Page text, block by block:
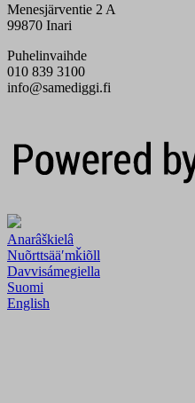
Menesjärventie 2 A
99870 Inari
Puhelinvaihde
010 839 3100
info@samediggi.fi
Anarâškielâ
Nuõrttsääʹmǩiõll
Davvisámegiella
Suomi
English